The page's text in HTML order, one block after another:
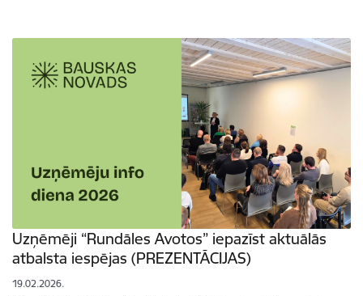
Uzņēmēji “Rundāles Avotos” iepazīst aktuālās
atbalsta iespējas (PREZENTĀCIJAS)
19.02.2026.